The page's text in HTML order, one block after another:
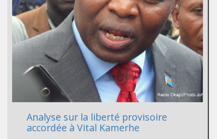
Analyse sur la liberté provisoire
accordée à Vital Kamerhe